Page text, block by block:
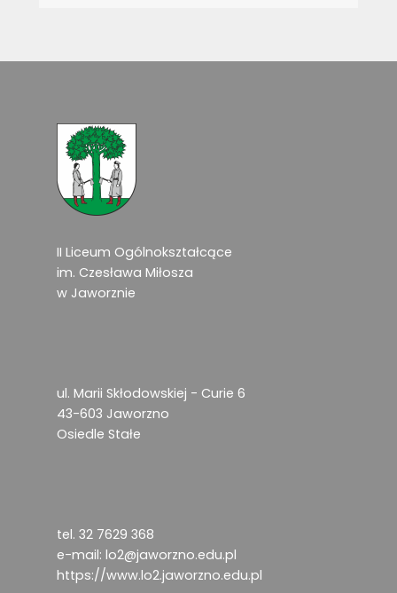
II Liceum Ogólnokształcące
im. Czesława Miłosza
w Jaworznie
ul. Marii Skłodowskiej - Curie 6
43-603 Jaworzno
Osiedle Stałe
tel. 32 7629 368
e-mail: lo2@jaworzno.edu.pl
https://www.lo2.jaworzno.edu.pl